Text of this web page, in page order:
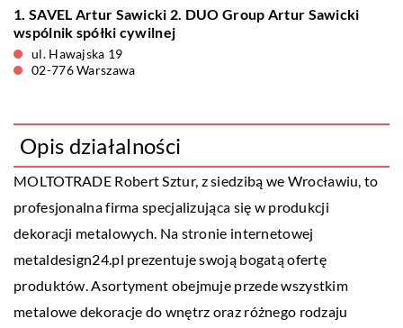
1. SAVEL Artur Sawicki 2. DUO Group Artur Sawicki
wspólnik spółki cywilnej
ul. Hawajska 19
02-776 Warszawa
Opis działalności
MOLTOTRADE Robert Sztur, z siedzibą we Wrocławiu, to
profesjonalna firma specjalizująca się w produkcji
dekoracji metalowych. Na stronie internetowej
metaldesign24.pl prezentuje swoją bogatą ofertę
produktów. Asortyment obejmuje przede wszystkim
metalowe dekoracje do wnętrz oraz różnego rodzaju